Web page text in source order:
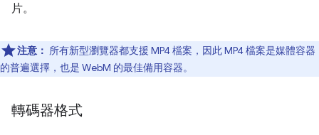
片。
注意： 所有新型瀏覽器都支援 MP4 檔案，因此 MP4 檔案是媒體容器
的普遍選擇，也是 WebM 的最佳備用容器。
轉碼器格式